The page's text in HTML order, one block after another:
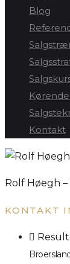
Blog
Kontakt
Rolf Høegh
KONTAKT